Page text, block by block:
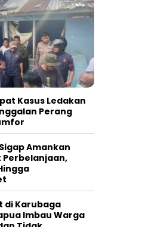
Kasus Ledakan
Perang
Amankan
Perbelanjaan,
di Karubaga
Imbau Warga